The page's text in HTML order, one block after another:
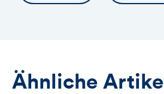
Ähnliche Artikel